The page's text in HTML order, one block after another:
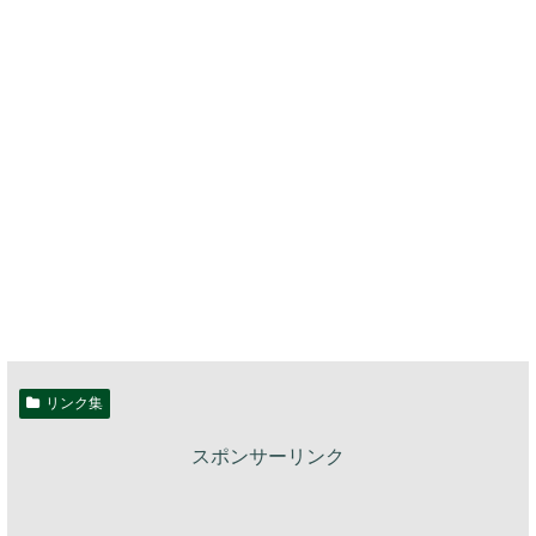
リンク集
スポンサーリンク